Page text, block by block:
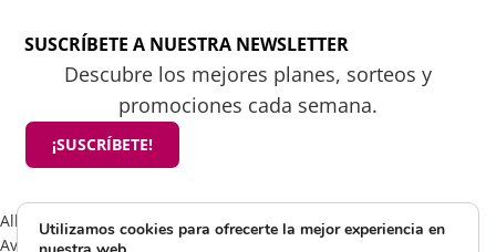
SUSCRÍBETE A NUESTRA NEWSLETTER
Descubre los mejores planes, sorteos y
promociones cada semana.
¡SUSCRÍBETE!
All rights reserved 2025 ©Mamá tiene un plan
Aviso Legal
Utilizamos cookies para ofrecerte la mejor experiencia en